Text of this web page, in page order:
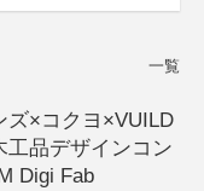
一覧
ズ×コクヨ×VUILD
工品デザインコン
Digi Fab